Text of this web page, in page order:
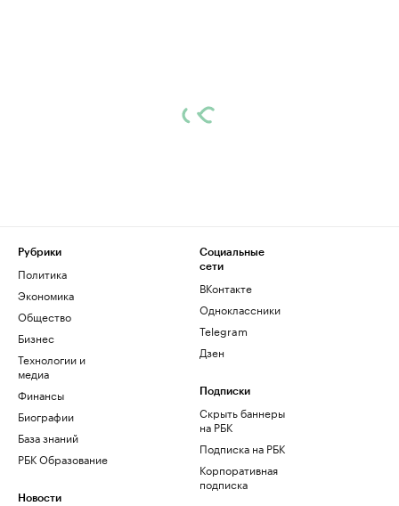
Рубрики
Политика
Экономика
Общество
Бизнес
Технологии и
медиа
Финансы
Биографии
База знаний
РБК Образование
Новости
Социальные
сети
ВКонтакте
Одноклассники
Telegram
Дзен
Подписки
Скрыть баннеры
на РБК
Подписка на РБК
Корпоративная
подписка